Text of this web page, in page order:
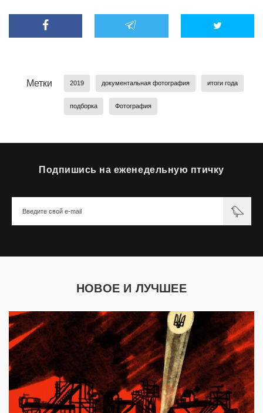
Метки 2019 документальная фотография итоги года
подборка Фотография
Подпишись на еженедельную птичку
НОВОЕ И ЛУЧШЕЕ